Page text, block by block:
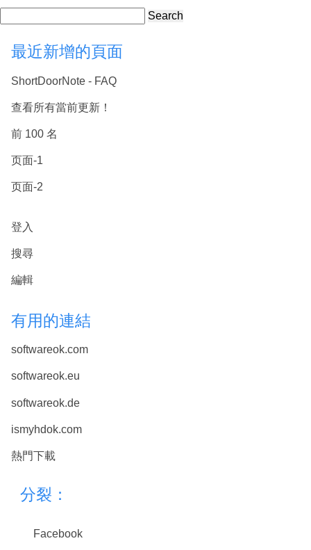
Search
最近新增的頁面
ShortDoorNote - FAQ
查看所有當前更新！
前 100 名
页面-1
页面-2
登入
搜尋
編輯
有用的連結
softwareok.com
softwareok.eu
softwareok.de
ismyhdok.com
熱門下載
分裂：
Facebook